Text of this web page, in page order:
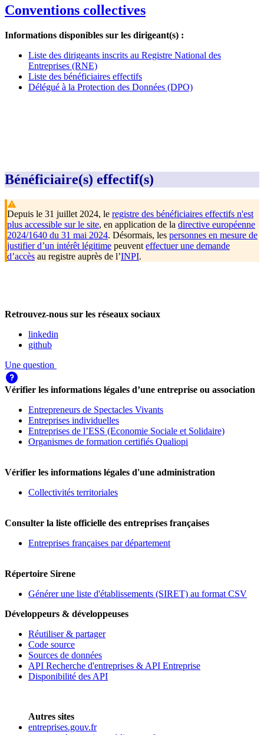
Conventions collectives
Informations disponibles sur les dirigeant(s) :
Liste des dirigeants inscrits au Registre National des
Entreprises (RNE)
Liste des bénéficiaires effectifs
Délégué à la Protection des Données (DPO)
Bénéficiaire(s) effectif(s)
Depuis le 31 juillet 2024, le registre des bénéficiaires effectifs n'est
plus accessible sur le site, en application de la directive européenne
2024/1640 du 31 mai 2024. Désormais, les personnes en mesure de
justifier d’un intérêt légitime peuvent effectuer une demande
d’accès au registre auprès de l’INPI.
Retrouvez-nous sur les réseaux sociaux
linkedin
github
Une question
Vérifier les informations légales d’une entreprise ou association
Entrepreneurs de Spectacles Vivants
Entreprises individuelles
Entreprises de l’ESS (Economie Sociale et Solidaire)
Organismes de formation certifiés Qualiopi
Vérifier les informations légales d'une administration
Collectivités territoriales
Consulter la liste officielle des entreprises françaises
Entreprises françaises par département
Répertoire Sirene
Générer une liste d'établissements (SIRET) au format CSV
Développeurs & développeuses
Réutiliser & partager
Code source
Sources de données
API Recherche d'entreprises & API Entreprise
Disponibilité des API
Autres sites
entreprises.gouv.fr